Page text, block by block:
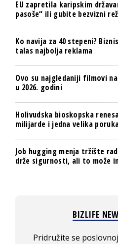
EU zapretila karipskim
pasoše“ ili gubite bezvizni
Ko navija za 40 stepeni?
talas najbolja reklama
Ovo su najgledaniji filmovi
u 2026. godini
Holivudska bioskopska
milijarde i jedna velika
Job hugging menja tržište
drže sigurnosti, ali to može
BIZLIFE
Pridružite se